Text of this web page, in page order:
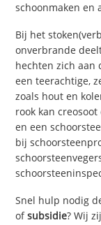
schoonmaken en
Bij het
onverbrande
hechten zich aan
een teerachtige,
zoals hout en
rook kan
en een
bij
Snel hulp nodig
ofsubsidie? Wij